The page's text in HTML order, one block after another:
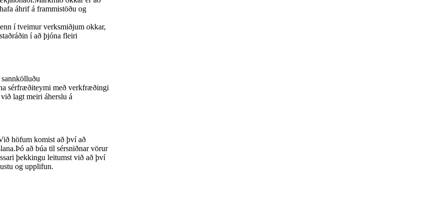
áhrif á frammistöðu og
í tveimur verksmiðjum okkar,
í að þjóna fleiri
sérfræðiteymi með verkfræðingi
lagt meiri áherslu á
höfum komist að því að
að búa til sérsniðnar vörur
þekkingu leitumst við að því
og upplifun.